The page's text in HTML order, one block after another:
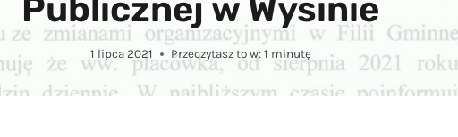
Publicznej w Wysinie
1 lipca 2021 Przeczytasz to w:1 minutę